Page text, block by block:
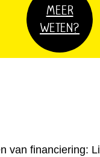
MEER
WETEN?
van financiering: